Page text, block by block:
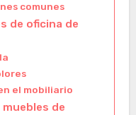
comunes
de oficina de
el mobiliario
de